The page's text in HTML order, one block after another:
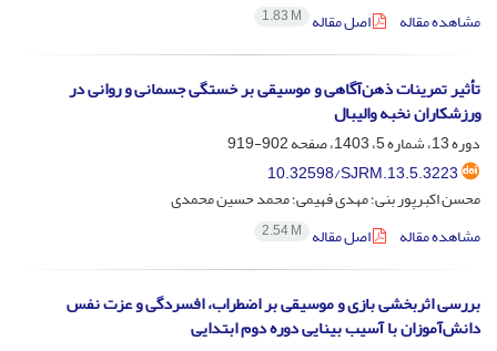
مشاهده مقاله
اصل مقاله 1.83 M
تأثیر تمرینات ذهن‌آگاهی و موسیقی بر خستگی جسمانی و روانی در
ورزشکاران نخبه والیبال
دوره 13، شماره 5، 1403، صفحه
902-919
10.32598/SJRM.13.5.3223
محسن اکبرپور بنی؛ مهدی فهیمی؛ محمد حسین محمدی
مشاهده مقاله
اصل مقاله 2.54 M
بررسی اثربخشی بازی و موسیقی بر اضطراب، افسردگی و عزت نفس
دانش‌آموزان با آسیب بینایی دوره دوم ابتدایی